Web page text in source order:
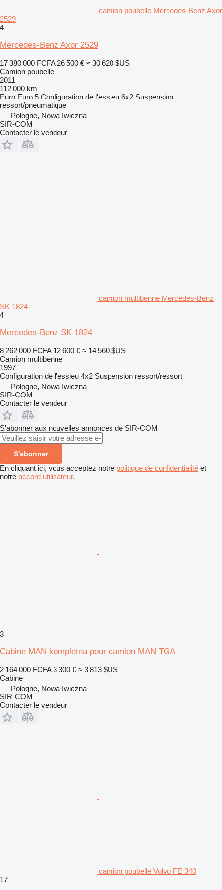
camion poubelle Mercedes-Benz Axor
2529
4
Mercedes-Benz Axor 2529
17 380 000 FCFA 26 500 € ≈ 30 620 $US
Camion poubelle
2011
112 000 km
Euro Euro 5 Configuration de l'essieu 6x2 Suspension
ressort/pneumatique
Pologne, Nowa Iwiczna
SIR-COM
Contacter le vendeur
camion multibenne Mercedes-Benz
SK 1824
4
Mercedes-Benz SK 1824
8 262 000 FCFA 12 600 € ≈ 14 560 $US
Camion multibenne
1997
Configuration de l'essieu 4x2 Suspension ressort/ressort
Pologne, Nowa Iwiczna
SIR-COM
Contacter le vendeur
S'abonner aux nouvelles annonces de SIR-COM
S'abonner
En cliquant ici, vous acceptez notre politique de confidentialité et
notre accord utilisateur.
3
Cabine MAN kompletna pour camion MAN TGA
2 164 000 FCFA 3 300 € ≈ 3 813 $US
Cabine
Pologne, Nowa Iwiczna
SIR-COM
Contacter le vendeur
camion poubelle Volvo FE 340
17